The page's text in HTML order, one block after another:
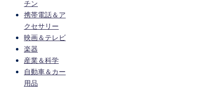
チン
携帯電話＆ア
クセサリー
映画＆テレビ
楽器
産業＆科学
自動車＆カー
用品